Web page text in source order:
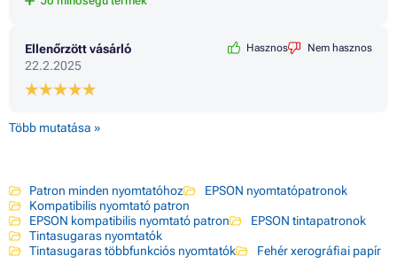
Ellenőrzött vásárló
22.2.2025
Hasznos Nem hasznos
Több mutatása »
Patron minden nyomtatóhoz
EPSON nyomtatópatronok
Kompatibilis nyomtató patron
EPSON kompatibilis nyomtató patron
EPSON tintapatronok
Tintasugaras nyomtatók
Tintasugaras többfunkciós nyomtatók
Fehér xerográfiai papír